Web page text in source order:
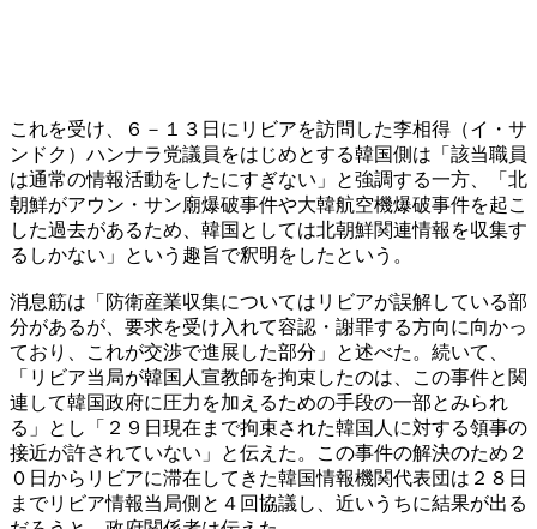
これを受け、６－１３日にリビアを訪問した李相得（イ・サ
ンドク）ハンナラ党議員をはじめとする韓国側は「該当職員
は通常の情報活動をしたにすぎない」と強調する一方、「北
朝鮮がアウン・サン廟爆破事件や大韓航空機爆破事件を起こ
した過去があるため、韓国としては北朝鮮関連情報を収集す
るしかない」という趣旨で釈明をしたという。
消息筋は「防衛産業収集についてはリビアが誤解している部
分があるが、要求を受け入れて容認・謝罪する方向に向かっ
ており、これが交渉で進展した部分」と述べた。続いて、
「リビア当局が韓国人宣教師を拘束したのは、この事件と関
連して韓国政府に圧力を加えるための手段の一部とみられ
る」とし「２９日現在まで拘束された韓国人に対する領事の
接近が許されていない」と伝えた。この事件の解決のため２
０日からリビアに滞在してきた韓国情報機関代表団は２８日
までリビア情報当局側と４回協議し、近いうちに結果が出る